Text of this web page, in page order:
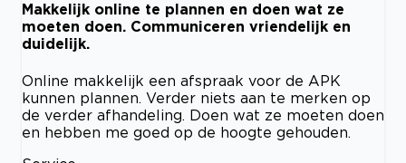
Makkelijk online te plannen en doen wat ze
moeten doen. Communiceren vriendelijk en
duidelijk.
Online makkelijk een afspraak voor de APK
kunnen plannen. Verder niets aan te merken op
de verder afhandeling. Doen wat ze moeten doen
en hebben me goed op de hoogte gehouden.